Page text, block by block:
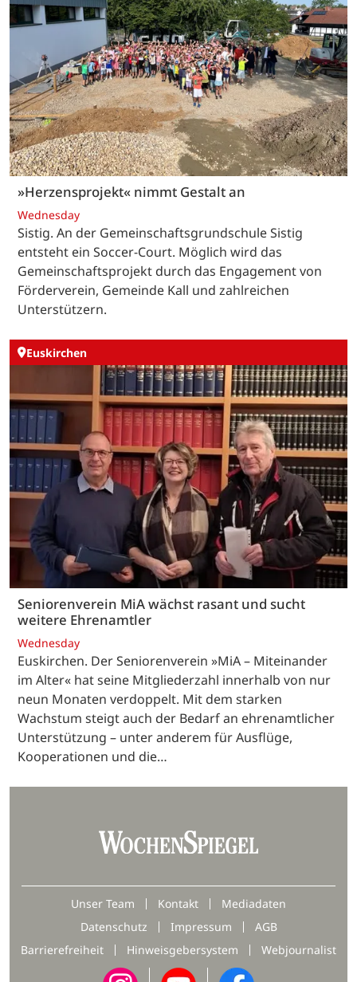
»Herzensprojekt« nimmt Gestalt an
Wednesday
Sistig. An der Gemeinschaftsgrundschule Sistig
entsteht ein Soccer-Court. Möglich wird das
Gemeinschaftsprojekt durch das Engagement von
Förderverein, Gemeinde Kall und zahlreichen
Unterstützern.
Euskirchen
Seniorenverein MiA wächst rasant und sucht
weitere Ehrenamtler
Wednesday
Euskirchen. Der Seniorenverein »MiA – Miteinander
im Alter« hat seine Mitgliederzahl innerhalb von nur
neun Monaten verdoppelt. Mit dem starken
Wachstum steigt auch der Bedarf an ehrenamtlicher
Unterstützung – unter anderem für Ausflüge,
Kooperationen und die…
Unser Team Kontakt
Mediadaten
Datenschutz
Impressum
AGB
Barrierefreiheit
Hinweisgebersystem Webjournalist